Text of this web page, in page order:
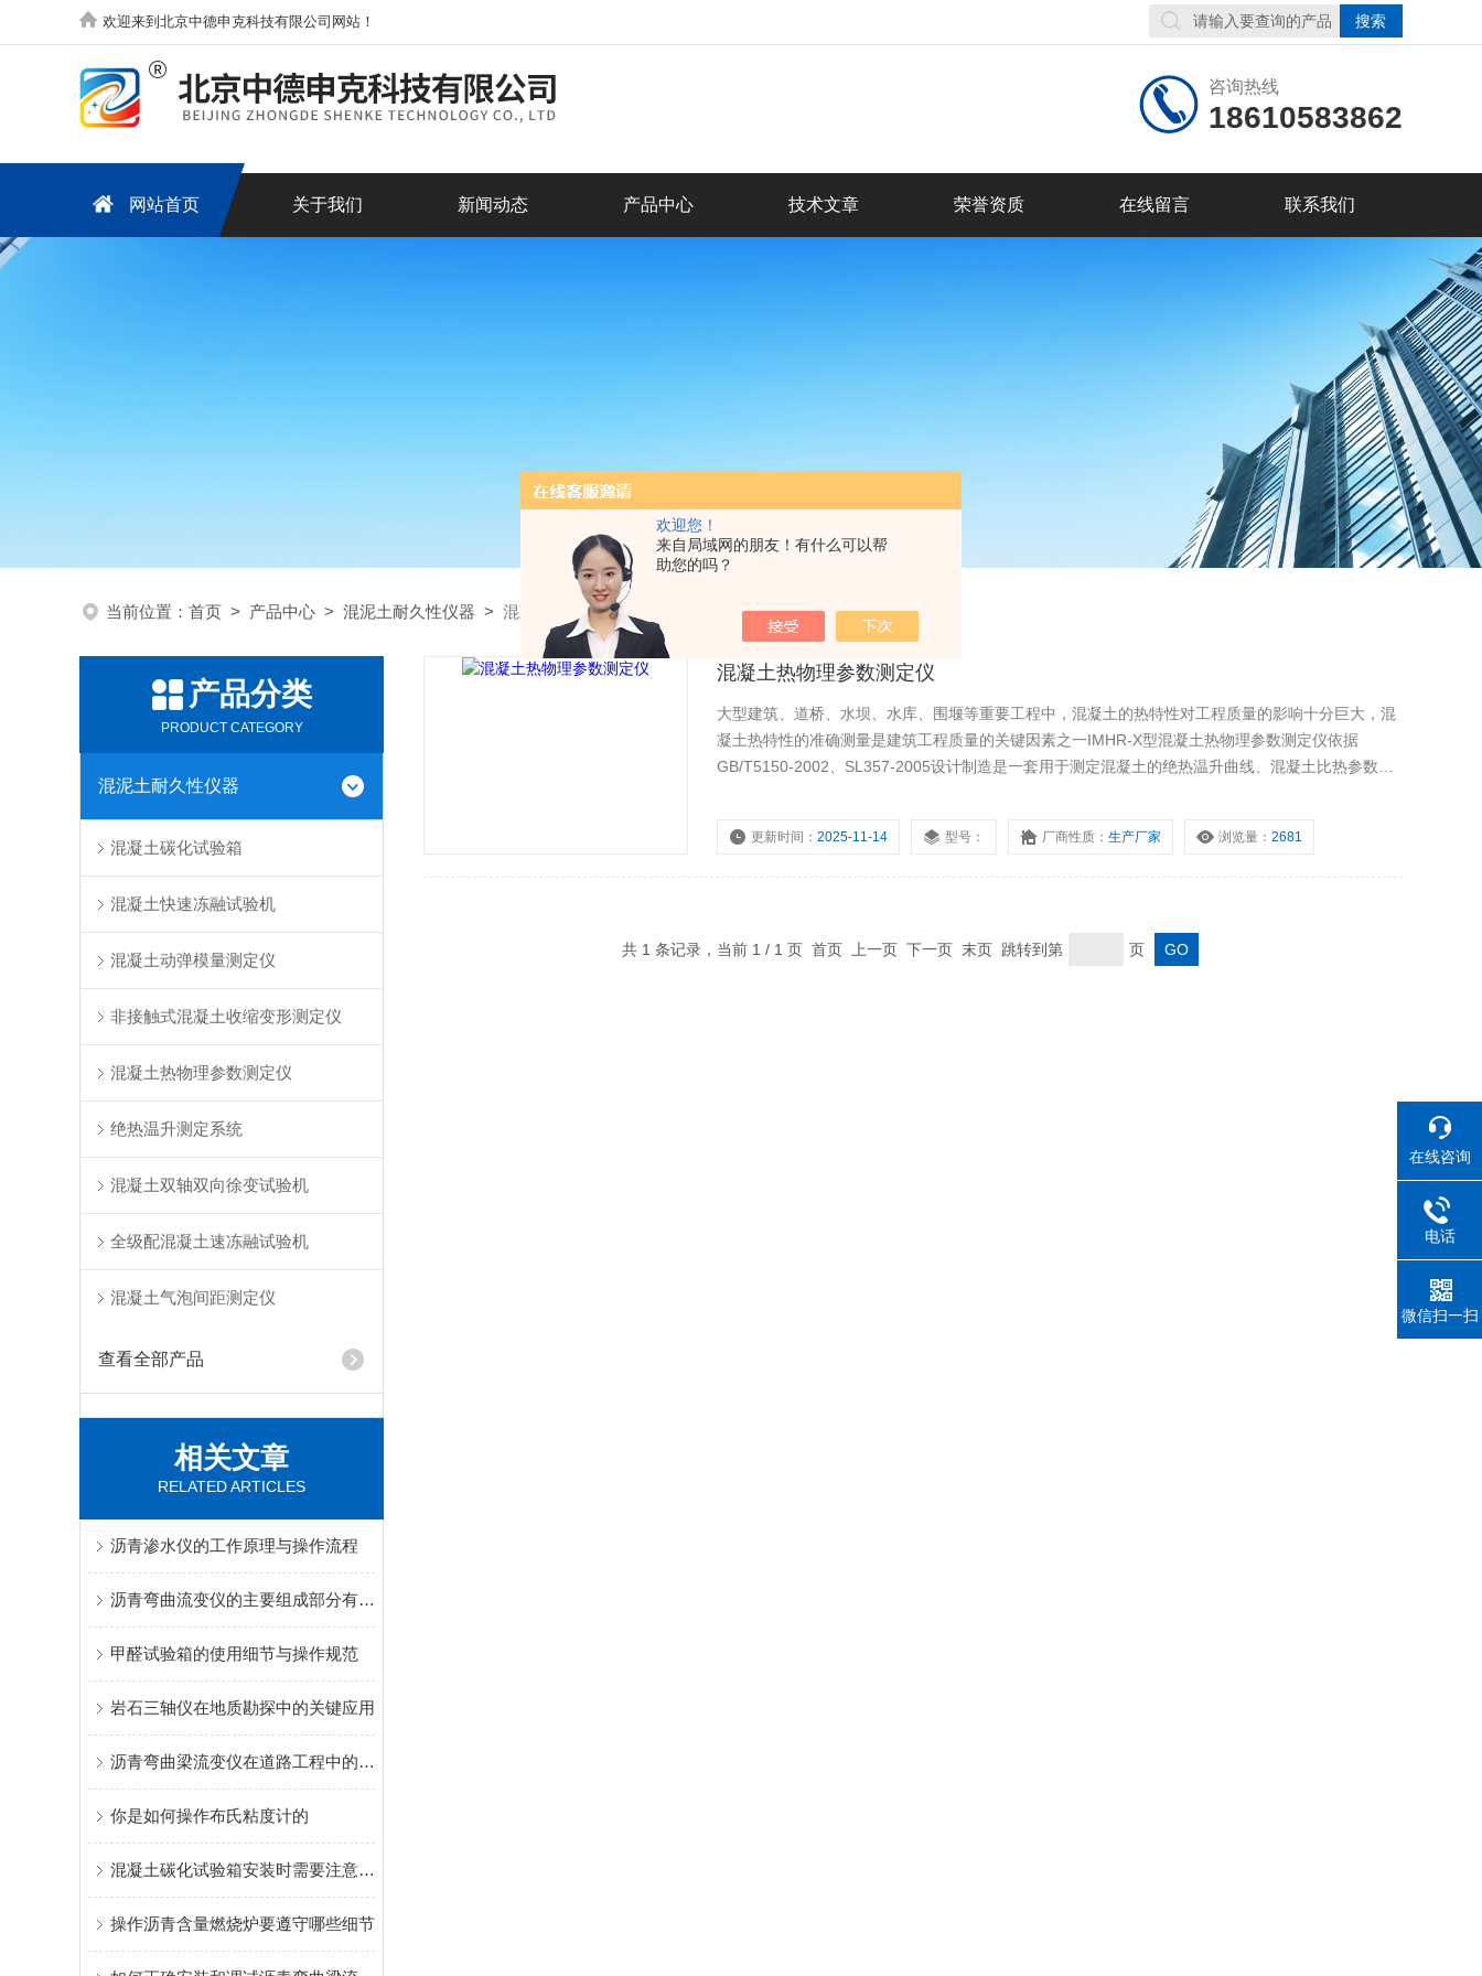
欢迎您！
来自局域网的朋友！有什么可以帮
助您的吗？
欢迎来到北京中德申克科技有限公司网站！
咨询热线
18610583862
网站首页 关于我们 新闻动态 产品中心 技术文章 荣誉资质 在线留言 联系我们
当前位置： 首页 > 产品中心 > 混泥土耐久性仪器 > 混凝土热物理参数测定仪
产品分类
PRODUCT CATEGORY
混泥土耐久性仪器
混凝土碳化试验箱
混凝土快速冻融试验机
混凝土动弹模量测定仪
非接触式混凝土收缩变形测定仪
混凝土热物理参数测定仪
绝热温升测定系统
混凝土双轴双向徐变试验机
全级配混凝土速冻融试验机
混凝土气泡间距测定仪
查看全部产品
相关文章
RELATED ARTICLES
沥青渗水仪的工作原理与操作流程
沥青弯曲流变仪的主要组成部分有哪些？
甲醛试验箱的使用细节与操作规范
岩石三轴仪在地质勘探中的关键应用
沥青弯曲梁流变仪在道路工程中的应用
你是如何操作布氏粘度计的
混凝土碳化试验箱安装时需要注意哪些细节
操作沥青含量燃烧炉要遵守哪些细节
混凝土热物理参数测定仪
大型建筑、道桥、水坝、水库、围堰等重要工程中，混凝土的热特性对工程质量的影响十分巨大，混
凝土热特性的准确测量是建筑工程质量的关键因素之一IMHR-X型混凝土热物理参数测定仪依据
GB/T5150-2002、SL357-2005设计制造是一套用于测定混凝土的绝热温升曲线、混凝土比热参数、
更新时间：2025-11-14 型号： 厂商性质：生产厂家 浏览量：2681
共 1 条记录，当前 1 / 1 页 首页 上一页 下一页 末页 跳转到第 页
在线咨询
电话
微信扫一扫